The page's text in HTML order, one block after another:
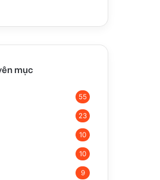
mục
55
23
10
10
9